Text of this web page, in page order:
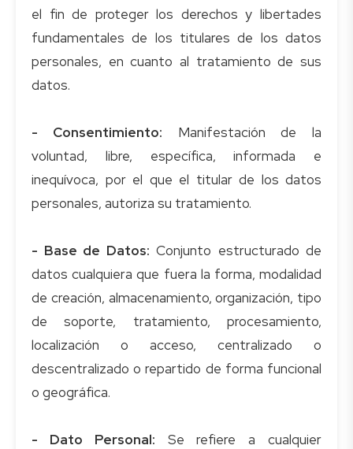
el fin de proteger los derechos y libertades
fundamentales de los titulares de los datos
personales, en cuanto al tratamiento de sus
datos.
- Consentimiento: Manifestación de la
voluntad, libre, específica, informada e
inequívoca, por el que el titular de los datos
personales, autoriza su tratamiento.
- Base de Datos: Conjunto estructurado de
datos cualquiera que fuera la forma, modalidad
de creación, almacenamiento, organización, tipo
de soporte, tratamiento, procesamiento,
localización o acceso, centralizado o
descentralizado o repartido de forma funcional
o geográfica.
- Dato Personal: Se refiere a cualquier